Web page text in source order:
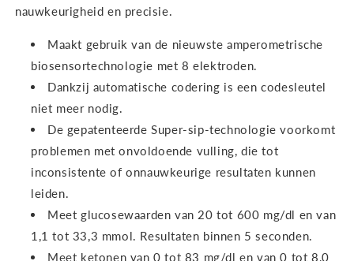
nauwkeurigheid en precisie.
Maakt gebruik van de nieuwste amperometrische
biosensortechnologie met 8 elektroden.
Dankzij automatische codering is een codesleutel
niet meer nodig.
De gepatenteerde Super-sip-technologie voorkomt
problemen met onvoldoende vulling, die tot
inconsistente of onnauwkeurige resultaten kunnen
leiden.
Meet glucosewaarden van 20 tot 600 mg/dl en van
1,1 tot 33,3 mmol. Resultaten binnen 5 seconden.
Meet ketonen van 0 tot 83 mg/dl en van 0 tot 8,0